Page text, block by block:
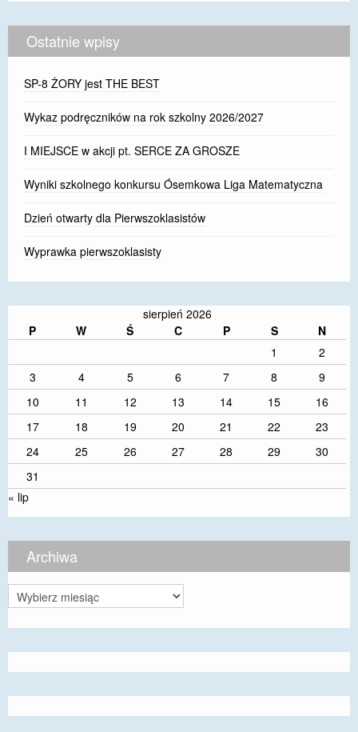
Ostatnie wpisy
SP-8 ŻORY jest THE BEST
Wykaz podręczników na rok szkolny 2026/2027
I MIEJSCE w akcji pt. SERCE ZA GROSZE
Wyniki szkolnego konkursu Ósemkowa Liga Matematyczna
Dzień otwarty dla Pierwszoklasistów
Wyprawka pierwszoklasisty
sierpień 2026
P
W Ś C P S
N
1
2
3
4 5 6 7 8
9
10
11 12 13 14 15
16
17
18 19 20 21 22
23
24
25 26 27 28 29
30
31
« lip
Archiwa
Archiwa